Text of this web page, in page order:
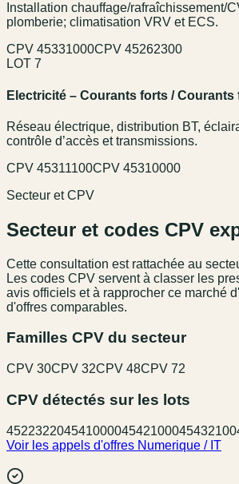
Installation chauffage/rafraîchissement/
plomberie; climatisation VRV et ECS.
CPV 45331000CPV 45262300
LOT 7
Electricité – Courants forts / Courants
Réseau électrique, distribution BT,
contrôle d’accès et transmissions.
CPV 45311100CPV 45310000
Secteur et CPV
Secteur et codes CPV
Cette consultation est rattachée au
Les codes CPV servent à classer les
avis officiels et à rapprocher ce marché
d'offres comparables.
Familles CPV du secteur
CPV 30CPV 32CPV 48CPV 72
CPV détectés sur les lots
45223220454100004542100045432100
Voir les appels d'offres Numerique / IT